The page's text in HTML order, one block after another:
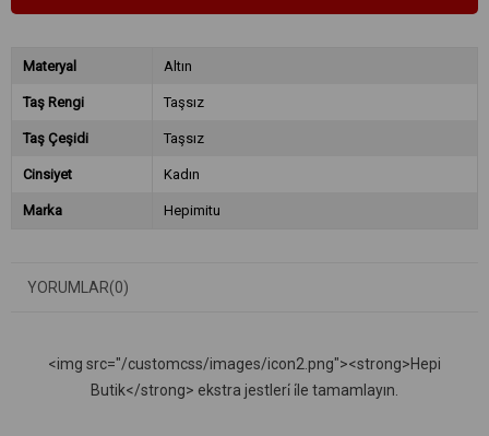
Materyal Altın
Taş Rengi Taşsız
Taş Çeşidi Taşsız
Cinsiyet Kadın
Marka Hepimitu
YORUMLAR(0)
<img src="/customcss/images/icon2.png"><strong>Hepi
Butik</strong> ekstra jestleri̇ i̇le tamamlayın.